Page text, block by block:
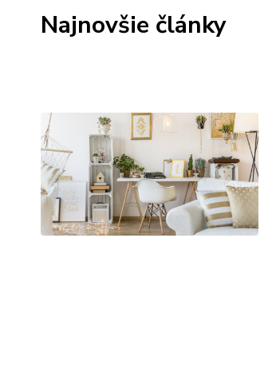
Najnovšie články